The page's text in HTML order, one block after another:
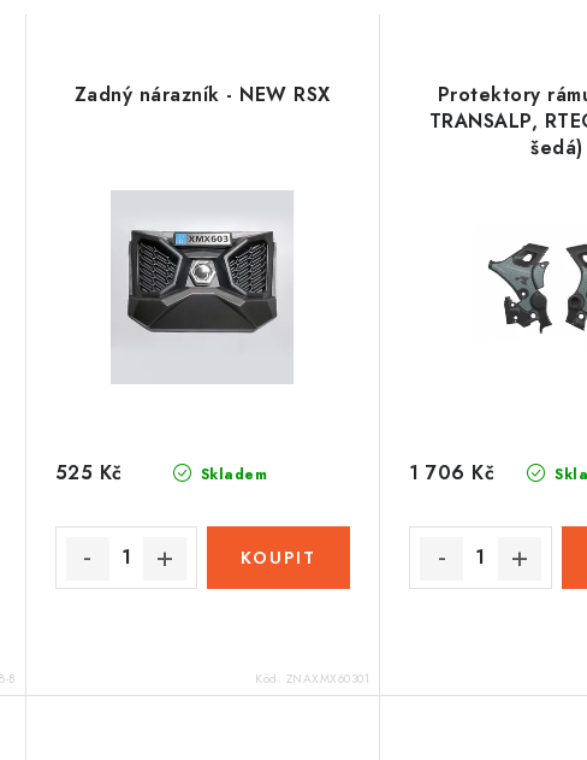
B
Zadný nárazník - NEW RSX
Skladem
525 Kč
Kód: ZNAXMX60301
Protektory
TRANSALP,
šedá)
1 706 Kč